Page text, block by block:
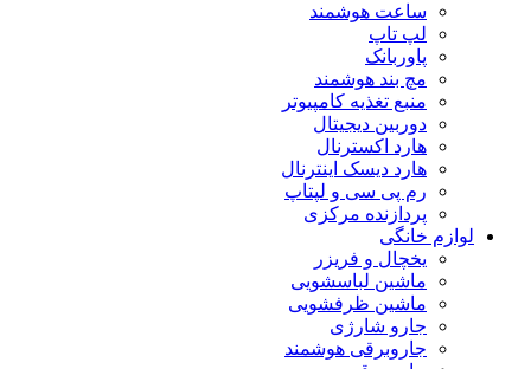
ساعت هوشمند
لپ تاپ
پاوربانک
مچ بند هوشمند
منبع تغذیه کامپیوتر
دوربین دیجیتال
هارد اکسترنال
هارد دیسک اینترنال
رم پی سی و لپتاپ
پردازنده مرکزی
لوازم خانگی
یخچال و فریزر
ماشین لباسشویی
ماشین ظرفشویی
جارو شارژی
جاروبرقی هوشمند